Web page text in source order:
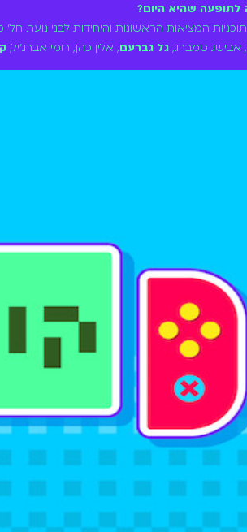
לתופעה שהיא היום?
המציאות הראשונות והיחידות לבני
, אבישג סמברג, גל גברעם, אלין כהן, רומי אברג׳יל,